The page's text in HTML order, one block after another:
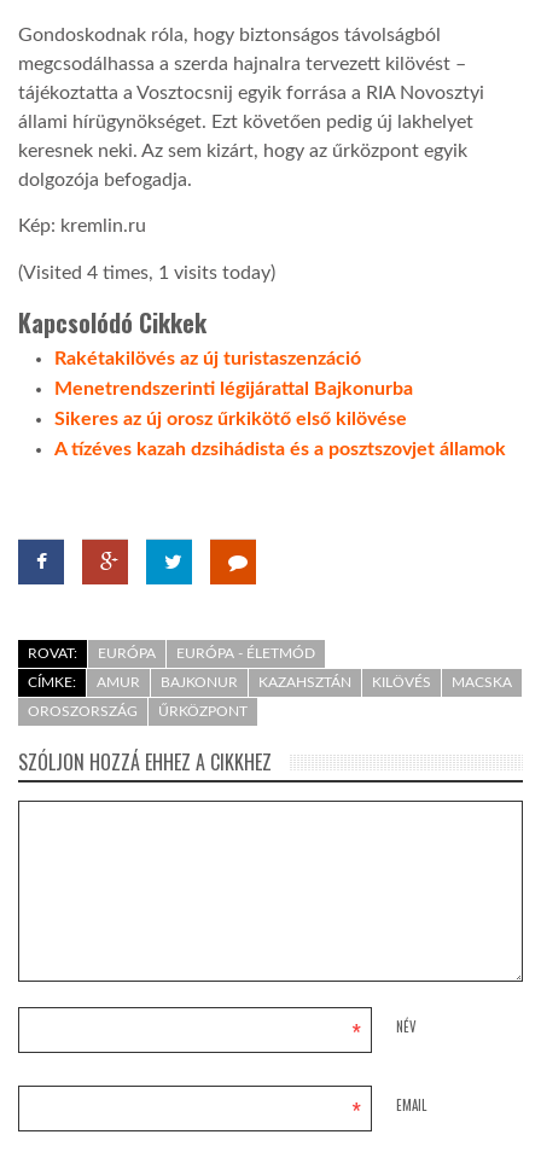
Gondoskodnak róla, hogy biztonságos távolságból
megcsodálhassa a szerda hajnalra tervezett kilövést –
tájékoztatta a Vosztocsnij egyik forrása a RIA Novosztyi
állami hírügynökséget. Ezt követően pedig új lakhelyet
keresnek neki. Az sem kizárt, hogy az űrközpont egyik
dolgozója befogadja.
Kép: kremlin.ru
(Visited 4 times, 1 visits today)
Kapcsolódó Cikkek
Rakétakilövés az új turistaszenzáció
Menetrendszerinti légijárattal Bajkonurba
Sikeres az új orosz űrkikötő első kilövése
A tízéves kazah dzsihádista és a posztszovjet államok
ROVAT: EURÓPA
EURÓPA - ÉLETMÓD
CÍMKE:
AMUR BAJKONUR KAZAHSZTÁN KILÖVÉS
MACSKA
OROSZORSZÁG
ŰRKÖZPONT
SZÓLJON HOZZÁ EHHEZ A CIKKHEZ
NÉV
*
EMAIL
*